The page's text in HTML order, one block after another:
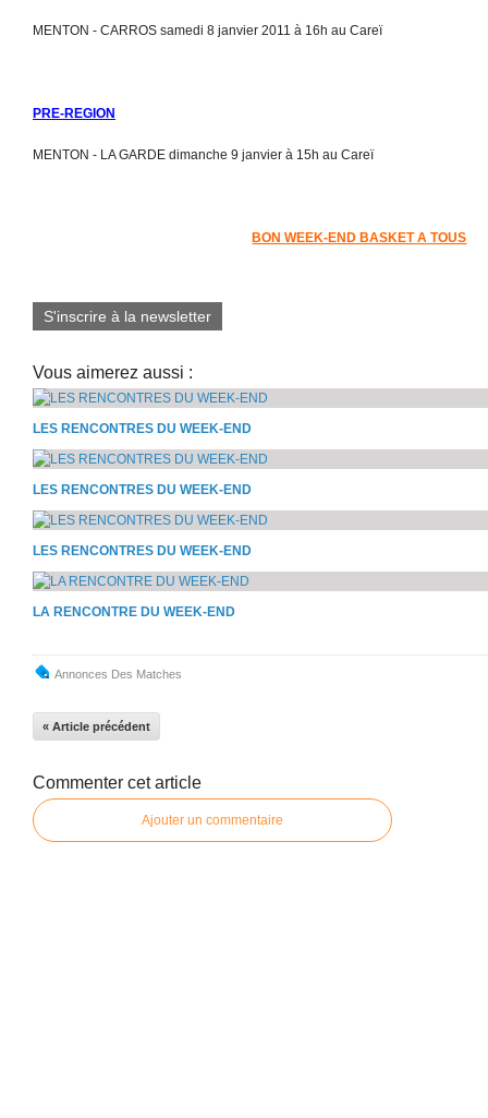
MENTON - CARROS samedi 8 janvier 2011 à 16h au Careï
PRE-REGION
MENTON - LA GARDE dimanche 9 janvier à 15h au Careï
BON WEEK-END BASKET A TOUS
S'inscrire à la newsletter
Vous aimerez aussi :
LES RENCONTRES DU WEEK-END
LES RENCONTRES DU WEEK-END
LES RENCONTRES DU WEEK-END
LA RENCONTRE DU WEEK-END
Annonces Des Matches
« Article précédent
Commenter cet article
Ajouter un commentaire